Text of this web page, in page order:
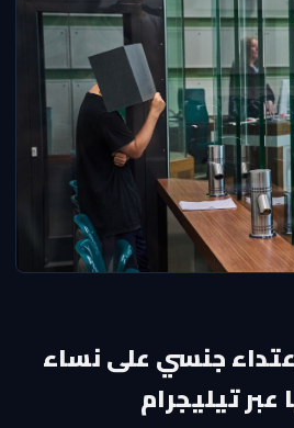
جنسي على نساء
تيليجرام